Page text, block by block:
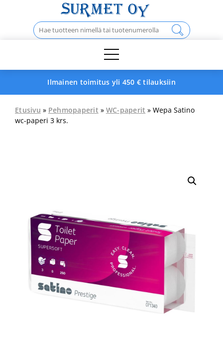
Haku:
Ilmainen toimitus yli 450 € tilauksiin
Etusivu » Pehmopaperit » WC-paperit » Wepa Satino
wc-paperi 3 krs.